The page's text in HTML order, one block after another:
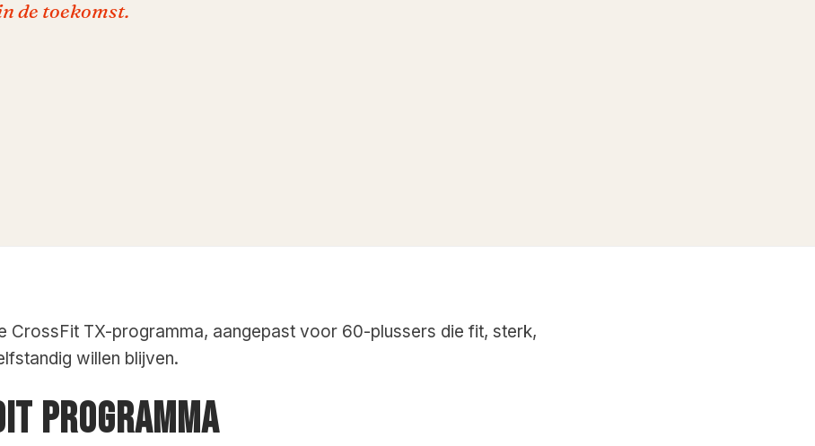
de toekomst.
CrossFit TX-programma, aangepast voor 60-plussers die fit, sterk,
willen blijven.
PROGRAMMA